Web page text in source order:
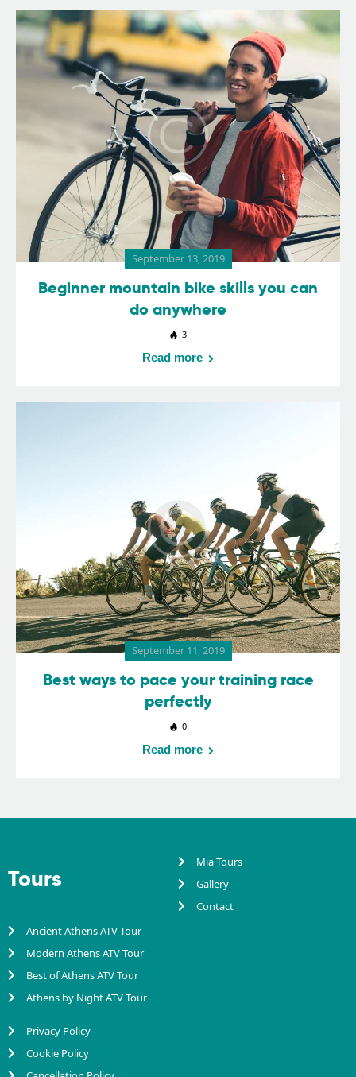
September 13, 2019
Beginner mountain bike skills you can
do anywhere
3
Read more
September 11, 2019
Best ways to pace your training race
perfectly
0
Read more
Tours
Ancient Athens ATV Tour
Modern Athens ATV Tour
Best of Athens ATV Tour
Athens by Night ATV Tour
Mia Tours
Gallery
Contact
Privacy Policy
Cookie Policy